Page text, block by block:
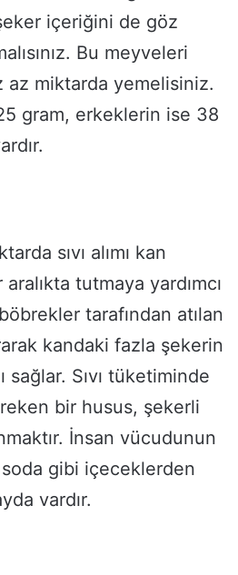
içeriğini de göz
Bu meyveleri
az miktarda yemelisiniz.
gram, erkeklerin ise 38
sıvı alımı kan
tutmaya yardımcı
tarafından atılan
kandaki fazla şekerin
sağlar. Sıvı tüketiminde
bir husus, şekerli
İnsan vücudunun
soda gibi içeceklerden
vardır.